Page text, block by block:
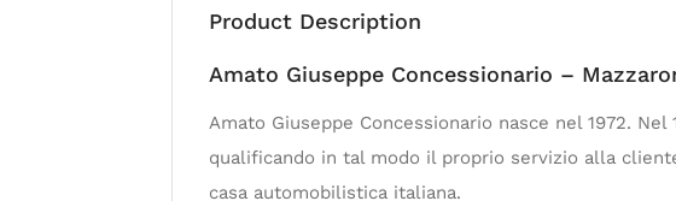
Product Description
Amato Giuseppe Concessionario –
Amato Giuseppe Concessionario nasce nel 1972.
qualificando in tal modo il proprio servizio alla
casa automobilistica italiana.